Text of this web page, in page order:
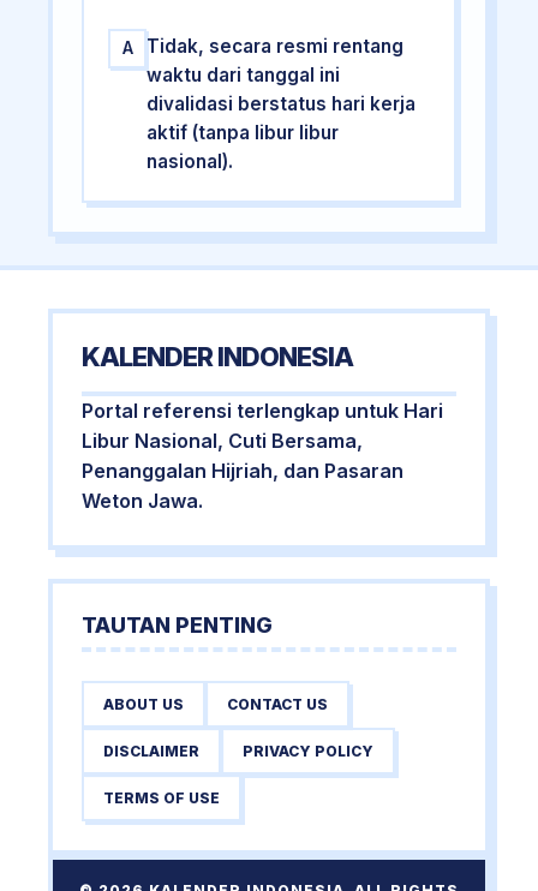
A
Tidak, secara resmi rentang
waktu dari tanggal ini
divalidasi berstatus hari kerja
aktif (tanpa libur libur
nasional).
KALENDER INDONESIA
Portal referensi terlengkap untuk Hari
Libur Nasional, Cuti Bersama,
Penanggalan Hijriah, dan Pasaran
Weton Jawa.
TAUTAN PENTING
ABOUT US CONTACT US
DISCLAIMER PRIVACY POLICY
TERMS OF USE